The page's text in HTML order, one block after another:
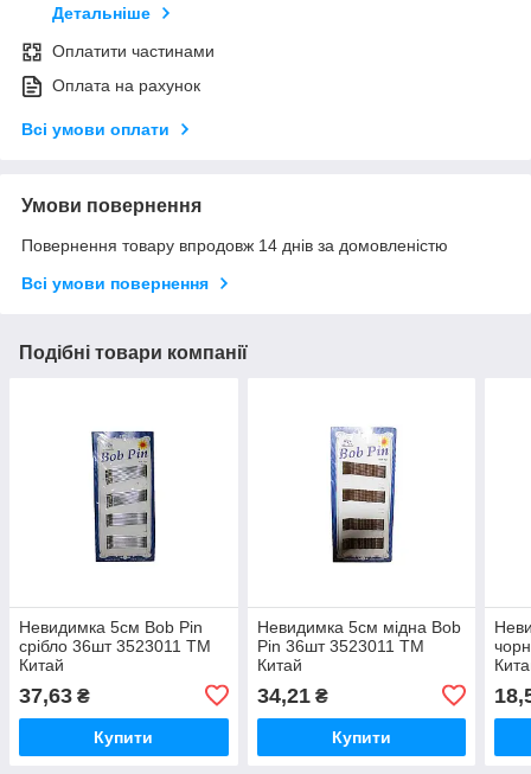
Детальніше
Оплатити частинами
Оплата на рахунок
Всі умови оплати
Умови повернення
Повернення товару впродовж 14 днів за домовленістю
Всі умови повернення
Подібні товари компанії
Невидимка 5см Bob Pin
срібло 36шт 3523011 ТМ
Китай
37,63 ₴
Купити
Невидимка 5см мідна Bob
Pin 36шт 3523011 ТМ
Китай
34,21₴
Купити